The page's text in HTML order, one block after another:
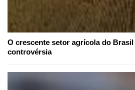
O crescente setor agrícola do
controvérsia